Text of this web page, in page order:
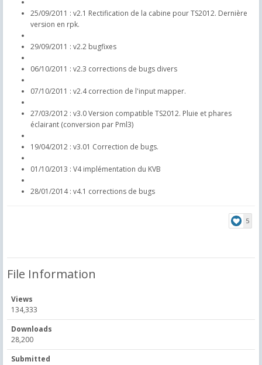
25/09/2011 : v2.1 Rectification de la cabine pour TS2012. Dernière
version en rpk.
29/09/2011 : v2.2 bugfixes
06/10/2011 : v2.3 corrections de bugs divers
07/10/2011 : v2.4 correction de l'input mapper.
27/03/2012 : v3.0 Version compatible TS2012. Pluie et phares
éclairant (conversion par Pml3)
19/04/2012 : v3.01 Correction de bugs.
01/10/2013 : V4 implémentation du KVB
28/01/2014 : v4.1 corrections de bugs
5
File Information
Views
134,333
Downloads
28,200
Submitted